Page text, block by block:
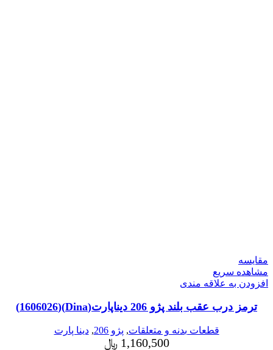
مقایسه
مشاهده سریع
افزودن به علاقه مندی
ترمز درب عقب بلند پژو 206 دیناپارت(Dina)(1606026)
قطعات بدنه و متعلقات, پژو 206 ,دینا پارت
1,160,500 ﷼